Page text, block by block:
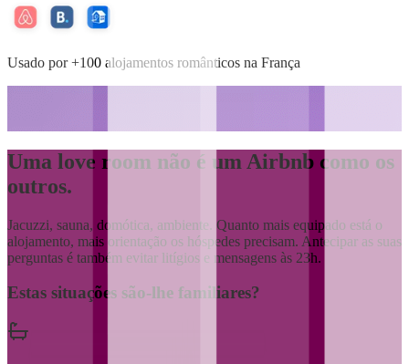
Usado por +100 alojamentos românticos na França
Uma love room não é um Airbnb como os
outros.
Jacuzzi, sauna, domótica, ambiente. Quanto mais equipado está o
alojamento, mais orientação os hóspedes precisam. Antecipar as suas
perguntas é também evitar litígios e mensagens às 23h.
Estas situações são-lhe familiares?